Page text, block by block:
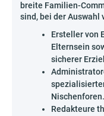
breite Familien-
sind, bei der Auswahl
Ersteller von
Elternsein
sicherer
Nischenforen.
Redakteure